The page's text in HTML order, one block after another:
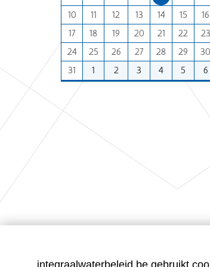
n
-
8
10
11 12 13 14 15
16
17
18 19 20 21 22
23
24
25 26 27 28 29
30
31
1 2 3 4 5 6
integraalwaterbeleid.be gebruikt